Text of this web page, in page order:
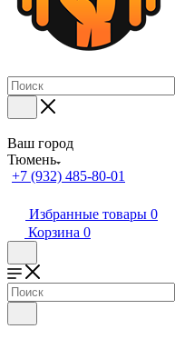
Ваш город
Тюмень
+7 (932) 485-80-01
Избранные товары 0
Корзина 0